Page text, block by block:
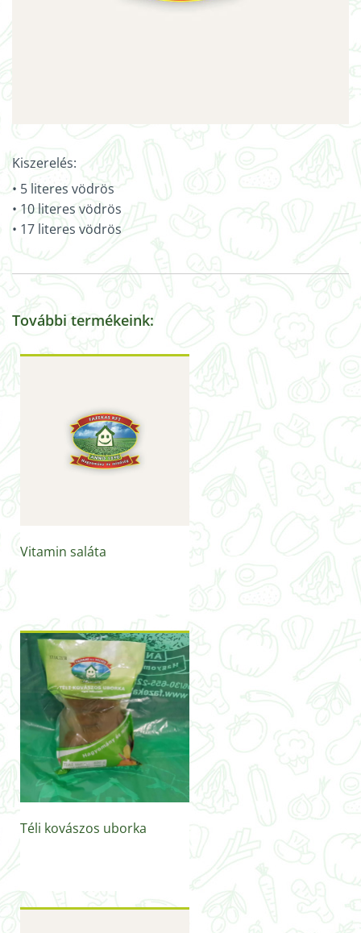
Kiszerelés:
• 5 literes vödrös
• 10 literes vödrös
• 17 literes vödrös
További termékeink:
Vitamin saláta
Téli kovászos uborka